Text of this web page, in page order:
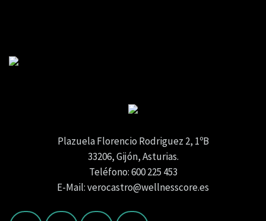
Plazuela Florencio Rodriguez 2, 1ºB
33206, Gijón, Asturias.
Teléfono: 600 225 453
E-Mail: verocastro@wellnesscore.es